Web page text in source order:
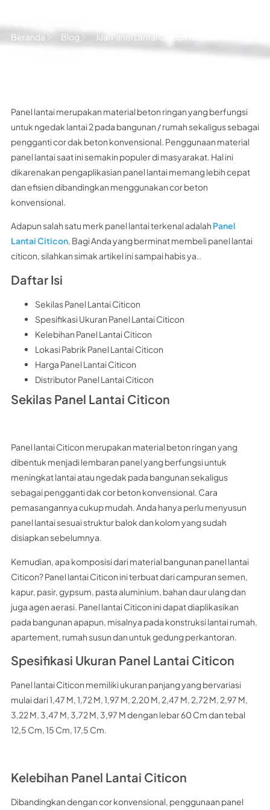
Beranda Blog Jual Panel Lantai Citicon Tarakan
Panel lantai merupakan material beton ringan yang berfungsi
untuk ngedak lantai 2 pada bangunan / rumah sekaligus sebagai
pengganti cor dak beton konvensional. Penggunaan material
panel lantai saat ini semakin populer di masyarakat. Hal ini
dikarenakan pengaplikasian panel lantai memang lebih cepat
dan efisien dibandingkan menggunakan cor beton
konvensional.
Adapun salah satu merk panel lantai terkenal adalah Panel
Lantai Citicon. Bagi Anda yang berminat membeli panel lantai
citicon, silahkan simak artikel ini sampai habis ya..
Daftar Isi
Sekilas Panel Lantai Citicon
Spesifikasi Ukuran Panel Lantai Citicon
Kelebihan Panel Lantai Citicon
Lokasi Pabrik Panel Lantai Citicon
Harga Panel Lantai Citicon
Distributor Panel Lantai Citicon
Sekilas Panel Lantai Citicon
Panel lantai Citicon merupakan material beton ringan yang
dibentuk menjadi lembaran panel yang berfungsi untuk
meningkat lantai atau ngedak pada bangunan sekaligus
sebagai pengganti dak cor beton konvensional. Cara
pemasangannya cukup mudah. Anda hanya perlu menyusun
panel lantai sesuai struktur balok dan kolom yang sudah
disiapkan sebelumnya.
Kemudian, apa komposisi dari material bangunan panel lantai
Citicon? Panel lantai Citicon ini terbuat dari campuran semen,
kapur, pasir, gypsum, pasta aluminium, bahan daur ulang dan
juga agen aerasi. Panel lantai Citicon ini dapat diaplikasikan
pada bangunan apapun, misalnya pada konstruksi lantai rumah,
apartement, rumah susun dan untuk gedung perkantoran.
Spesifikasi Ukuran Panel Lantai Citicon
Panel lantai Citicon memiliki ukuran panjang yang bervariasi
mulai dari 1,47 M, 1,72 M, 1,97 M, 2,20 M, 2,47 M, 2,72 M, 2,97 M,
3,22 M, 3,47 M, 3,72 M, 3,97 M dengan lebar 60 Cm dan tebal
12,5 Cm, 15 Cm, 17,5 Cm.
Kelebihan Panel Lantai Citicon
Dibandingkan dengan cor konvensional, penggunaan panel